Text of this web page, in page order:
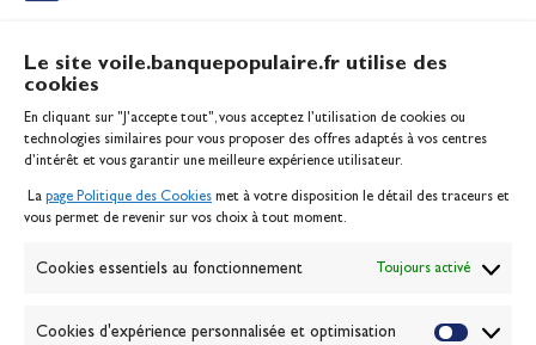
Le site voile.banquepopulaire.fr utilise des
cookies
En cliquant sur "J'accepte tout", vous acceptez l’utilisation de cookies ou
technologies similaires pour vous proposer des offres adaptés à vos centres
d’intérêt et vous garantir une meilleure expérience utilisateur.
La page Politique des Cookies met à votre disposition le détail des traceurs et
vous permet de revenir sur vos choix à tout moment.
Cookies essentiels au fonctionnement Toujours activé
Cookies d'expérience personnalisée et optimisation
Inscription serveur média
Contact
Politique des cookies
Banque de la voile
Passion Voile TV